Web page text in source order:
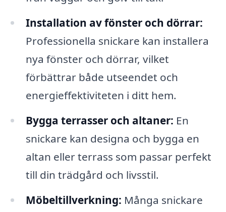
Installation av fönster och dörrar:
Professionella snickare kan installera
nya fönster och dörrar, vilket
förbättrar både utseendet och
energieffektiviteten i ditt hem.
Bygga terrasser och altaner: En
snickare kan designa och bygga en
altan eller terrass som passar perfekt
till din trädgård och livsstil.
Möbeltillverkning: Många snickare